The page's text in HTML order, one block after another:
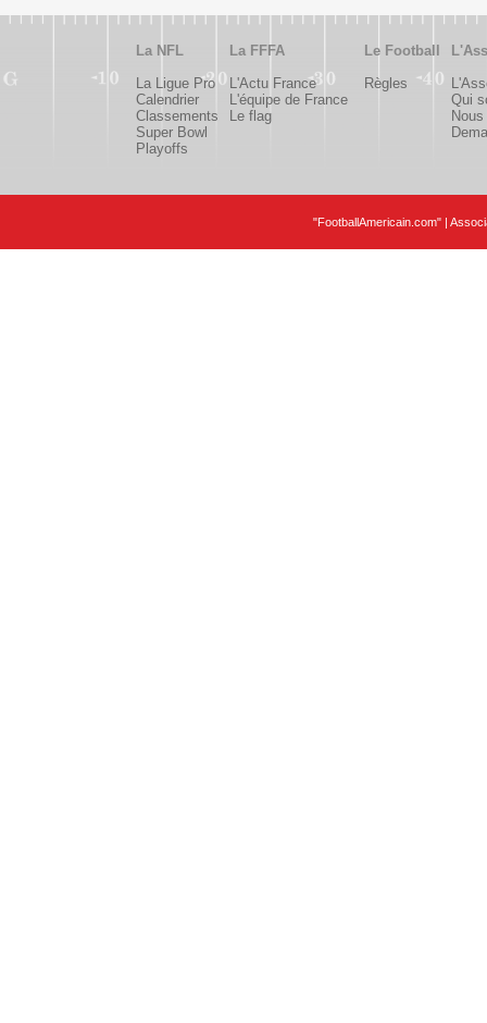
La NFL
La Ligue Pro
Calendrier
Classements
Super Bowl
Playoffs
La FFFA
L'Actu France
L'équipe de France
Le flag
Le Football
Règles
Qui
"FootballAmericain.com" |